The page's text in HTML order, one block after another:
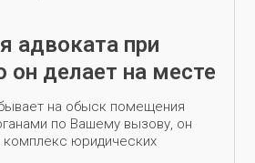
адвоката при
он делает на месте
на обыск помещения
по Вашему вызову, он
юридических